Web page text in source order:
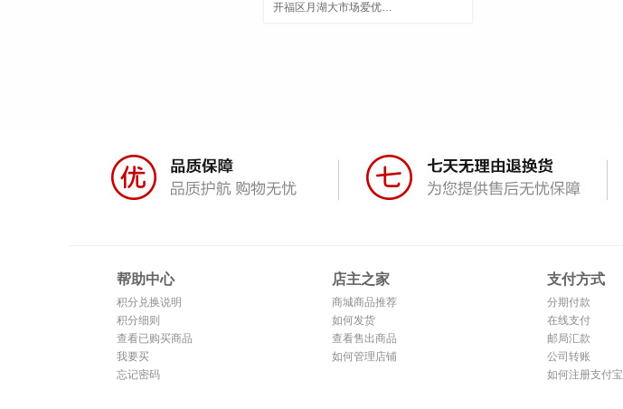
开福区月湖大市场爱优月湖五金工具
帮助中心
积分兑换说明
积分细则
查看已购买商品
我要买
忘记密码
店主之家
商城商品推荐
如何发货
查看售出商品
如何管理店铺
支付方式
分期付款
在线支付
邮局汇款
公司转账
如何注册支付宝